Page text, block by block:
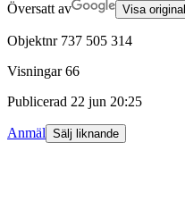
Översatt av Visa original
Objektnr 737 505 314
Visningar 66
Publicerad 22 jun 20:25
Anmäl Sälj liknande